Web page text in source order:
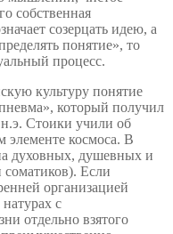
собственная
созерцать идею, а
понятие», то
процесс.
культуру понятие
который получил
Стоики учили об
элементе космоса. В
духовных, душевных и
Если
организацией
с
отдельно взятого